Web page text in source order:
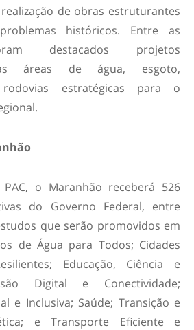
de obras estruturantes
históricos. Entre as
destacados projetos
áreas de água, esgoto,
estratégicas para o
o Maranhão receberá 526
do Governo Federal, entre
que serão promovidos em
de Água para Todos; Cidades
Educação, Ciência e
Digital e Conectividade;
e Inclusiva; Saúde; Transição e
e Transporte Eficiente e